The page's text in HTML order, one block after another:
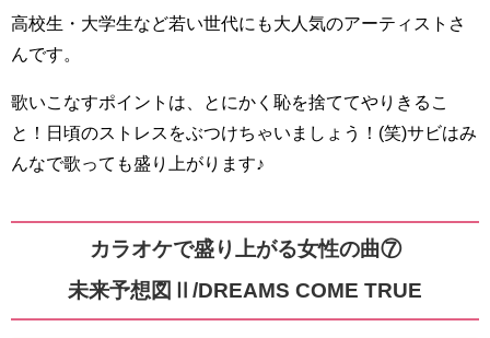
高校生・大学生など若い世代にも大人気のアーティストさ
んです。
歌いこなすポイントは、とにかく恥を捨ててやりきるこ
と！日頃のストレスをぶつけちゃいましょう！(笑)サビはみ
んなで歌っても盛り上がります♪
カラオケで盛り上がる女性の曲⑦
未来予想図Ⅱ/ DREAMS COME TRUE